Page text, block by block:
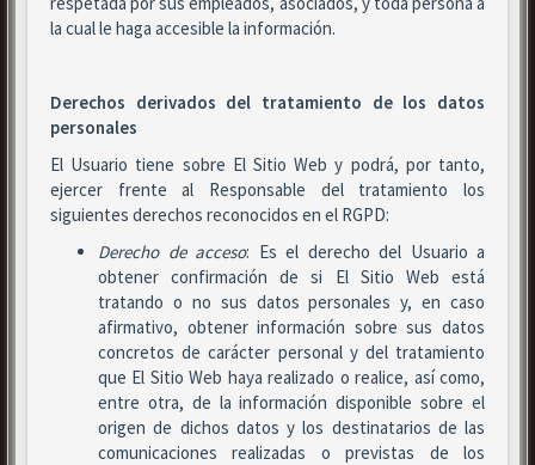
la cual le haga accesible la información.
Derechos derivados del tratamiento de los datos
personales
El Usuario tiene sobre El Sitio Web y podrá, por tanto,
ejercer frente al Responsable del tratamiento los
siguientes derechos reconocidos en el RGPD:
Derecho de acceso: Es el derecho del Usuario a
obtener confirmación de si El Sitio Web está
tratando o no sus datos personales y, en caso
afirmativo, obtener información sobre sus datos
concretos de carácter personal y del tratamiento
que El Sitio Web haya realizado o realice, así como,
entre otra, de la información disponible sobre el
origen de dichos datos y los destinatarios de las
comunicaciones realizadas o previstas de los